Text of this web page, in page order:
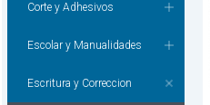
Corte y Adhesivos
Escolar y Manualidades
Escritura y Correccion